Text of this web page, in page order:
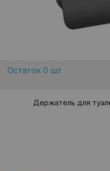
Остаток 0 шт
Держатель для